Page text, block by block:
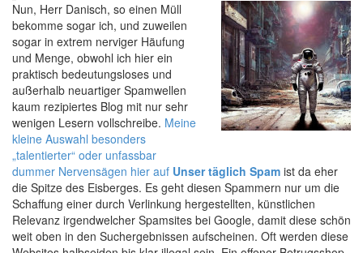
Nun, Herr Danisch, so einen Müll
bekomme sogar ich, und zuweilen
sogar in extrem nerviger Häufung
und Menge, obwohl ich hier ein
praktisch bedeutungsloses und
außerhalb neuartiger Spamwellen
kaum rezipiertes Blog mit nur sehr
wenigen Lesern vollschreibe. Meine
kleine Auswahl besonders
„talentierter“ oder unfassbar
dummer Nervensägen hier auf Unser täglich Spam ist da eher
die Spitze des Eisberges. Es geht diesen Spammern nur um die
Schaffung einer durch Verlinkung hergestellten, künstlichen
Relevanz irgendwelcher Spamsites bei Google, damit diese schön
weit oben in den Suchergebnissen aufscheinen. Oft werden diese